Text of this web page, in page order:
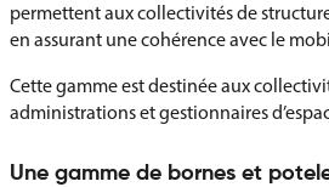
permettent aux collectivités de
en assurant une cohérence avec le
Cette gamme est destinée aux
administrations et gestionnaires
Une gamme de bornes et